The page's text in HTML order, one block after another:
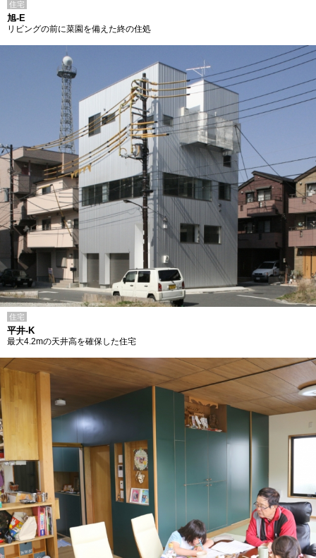
住宅
旭-E
リビングの前に菜園を備えた終の住処
住宅
平井-K
最大4.2mの天井高を確保した住宅